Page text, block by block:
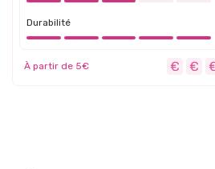
Durabilité
À partir de 5€